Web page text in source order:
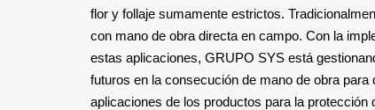
flor y follaje sumamente estrictos.
con mano de obra directa en campo. Con la
estas aplicaciones, GRUPO SYS está
futuros en la consecución de mano de obra para
aplicaciones de los productos para la